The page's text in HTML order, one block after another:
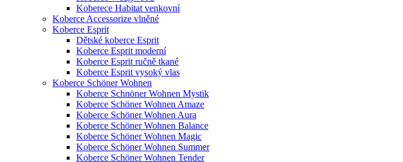
Koberece Habitat venkovní
Koberce Accessorize vlněné
Koberce Esprit
Dětské koberce Esprit
Koberce Esprit moderní
Koberce Esprit ručně tkané
Koberce Esprit vysoký vlas
Koberce Schöner Wohnen
Koberce Schnöner Wohnen Mystik
Koberce Schöner Wohnen Amaze
Koberce Schöner Wohnen Aura
Koberce Schöner Wohnen Balance
Koberce Schöner Wohnen Magic
Koberce Schöner Wohnen Summer
Koberce Schöner Wohnen Tender